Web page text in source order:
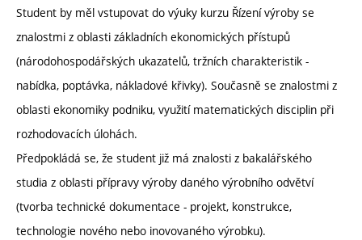
Student by měl vstupovat do výuky kurzu Řízení výroby se
znalostmi z oblasti základních ekonomických přístupů
(národohospodářských ukazatelů, tržních charakteristik -
nabídka, poptávka, nákladové křivky). Současně se znalostmi z
oblasti ekonomiky podniku, využití matematických disciplin při
rozhodovacích úlohách.
Předpokládá se, že student již má znalosti z bakalářského
studia z oblasti přípravy výroby daného výrobního odvětví
(tvorba technické dokumentace - projekt, konstrukce,
technologie nového nebo inovovaného výrobku).